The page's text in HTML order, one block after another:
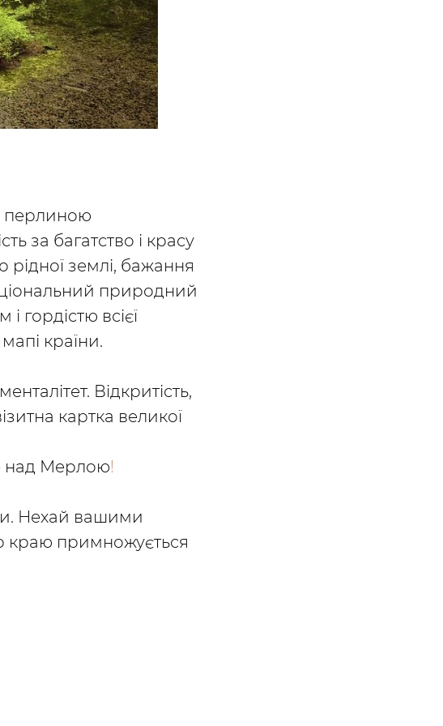
перлиною
за багатство і красу
землі, бажання
природний
гордістю всієї
країни.
Відкритість,
картка великої
над Мерлою!
Нехай вашими
краю примножується